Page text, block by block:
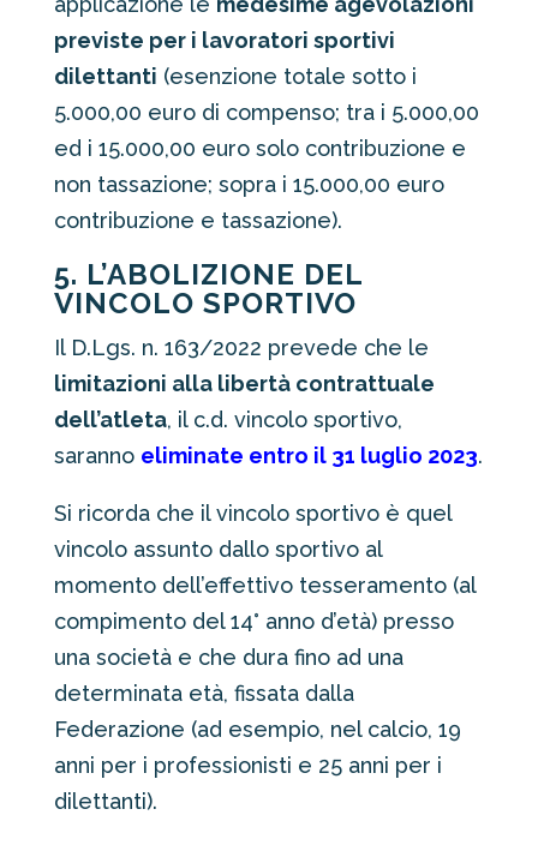
previste per i lavoratori sportivi
dilettanti (esenzione totale sotto i
5.000,00 euro di compenso; tra i 5.000,00
ed i 15.000,00 euro solo contribuzione e
non tassazione; sopra i 15.000,00 euro
contribuzione e tassazione).
5. L’ABOLIZIONE DEL
VINCOLO SPORTIVO
Il D.Lgs. n. 163/2022 prevede che le
limitazioni alla libertà contrattuale
dell’atleta, il c.d. vincolo sportivo,
saranno eliminate entro il 31 luglio 2023.
Si ricorda che il vincolo sportivo è quel
vincolo assunto dallo sportivo al
momento dell’effettivo tesseramento (al
compimento del 14° anno d’età) presso
una società e che dura fino ad una
determinata età, fissata dalla
Federazione (ad esempio, nel calcio, 19
anni per i professionisti e 25 anni per i
dilettanti).